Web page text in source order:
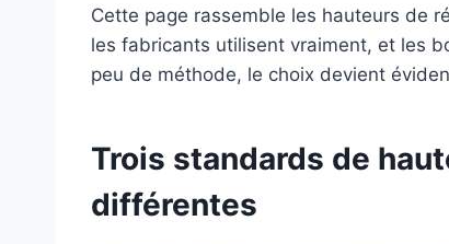
Cette page rassemble les hauteurs de
les fabricants utilisent vraiment, et les
peu de méthode, le choix devient
Trois standards de
différentes